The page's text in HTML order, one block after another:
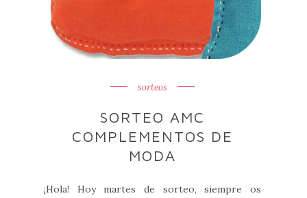
sorteos
SORTEO AMC
COMPLEMENTOS DE
MODA
¡Hola! Hoy martes de sorteo, siempre os